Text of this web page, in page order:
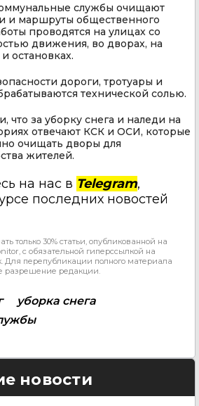
службы очищают
и маршруты общественного
проводятся на улицах со
движения, во дворах, на
остановках.
дороги, тротуары и
технической солью.
что за уборку снега и наледи на
отвечают КСК и ОСИ, которые
очищать дворы для
жителей.
на нас в Telegram,
последних новостей
только 30% статьи, опубликованной на
с обязательной гиперссылкой на
Для перепубликации полного материала
разрешение редакции.
уборка снега
новости